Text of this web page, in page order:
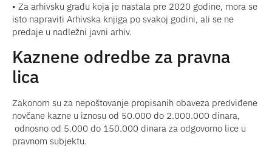
• Za arhivsku građu koja je nastala pre 2020 godine, mora se
isto napraviti Arhivska knjiga po svakoj godini, ali se ne
predaje u nadležni javni arhiv.
Kaznene odredbe za pravna
lica
Zakonom su za nepoštovanje propisanih obaveza predviđene
novčane kazne u iznosu od 50.000 do 2.000.000 dinara,
odnosno od 5.000 do 150.000 dinara za odgovorno lice u
pravnom subjektu.